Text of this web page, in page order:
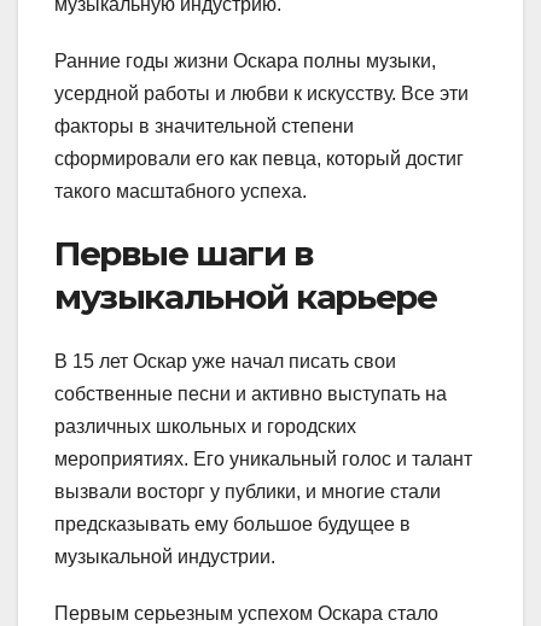
Ранние годы жизни Оскара полны музыки,
усердной работы и любви к искусству. Все эти
факторы в значительной степени
сформировали его как певца, который достиг
такого масштабного успеха.
Первые шаги в
музыкальной карьере
В 15 лет Оскар уже начал писать свои
собственные песни и активно выступать на
различных школьных и городских
мероприятиях. Его уникальный голос и талант
вызвали восторг у публики, и многие стали
предсказывать ему большое будущее в
музыкальной индустрии.
Первым серьезным успехом Оскара стало